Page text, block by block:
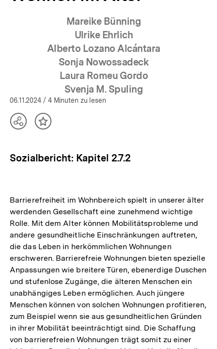
Mareike Bünning
Ulrike Ehrlich
Alberto Lozano Alcántara
Sonja Nowossadeck
Laura Romeu Gordo
Svenja M. Spuling
06.11.2024 / 4 Minuten zu lesen
TeilenInhalt
Sozialbericht: Kapitel 2.7.2
Barrierefreiheit im Wohnbereich spielt in unserer älter
werdenden Gesellschaft eine zunehmend wichtige
Rolle. Mit dem Alter können Mobilitätsprobleme und
andere gesundheitliche Einschränkungen auftreten,
die das Leben in herkömmlichen Wohnungen
erschweren. Barrierefreie Wohnungen bieten spezielle
Anpassungen wie breitere Türen, ebenerdige Duschen
und stufenlose Zugänge, die älteren Menschen ein
unabhängiges Leben ermöglichen. Auch jüngere
Menschen können von solchen Wohnungen profitieren,
zum Beispiel wenn sie aus gesundheitlichen Gründen
in ihrer Mobilität beeinträchtigt sind. Die Schaffung
von barrierefreien Wohnungen trägt somit zu einer